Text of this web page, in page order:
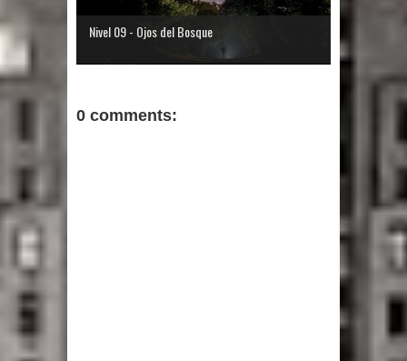
Nivel 09 - Ojos del Bosque
0 comments: